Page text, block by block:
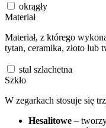
okrągły
Materiał
Materiał, z którego
tytan, ceramika, złoto lub
stal szlachetna
Szkło
W zegarkach stosuje się
Hesalitowe –